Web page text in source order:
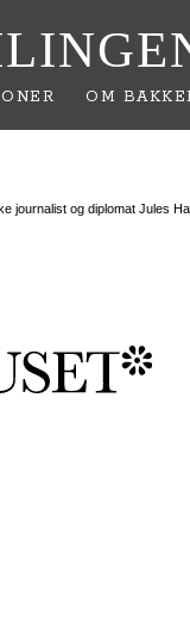
OM
journalist og diplomat Jules